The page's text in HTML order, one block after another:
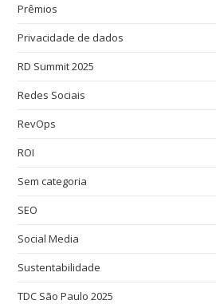
Prêmios
Privacidade de dados
RD Summit 2025
Redes Sociais
RevOps
ROI
Sem categoria
SEO
Social Media
Sustentabilidade
TDC São Paulo 2025